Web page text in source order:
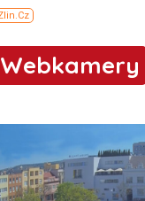
Webkamery